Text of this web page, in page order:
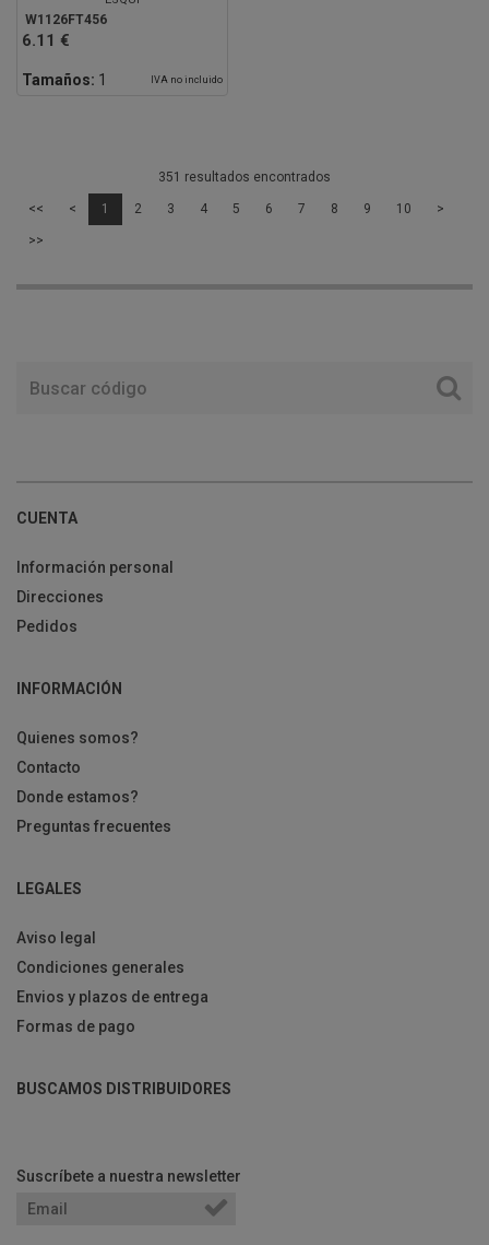
W1126FT456
6.11 €
Tamaños: 1 IVA no incluido
351 resultados encontrados
<< < 1 2 3 4 5 6 7 8 9 10 >
>>
CUENTA
Información personal
Direcciones
Pedidos
INFORMACIÓN
Quienes somos?
Contacto
Donde estamos?
Preguntas frecuentes
LEGALES
Aviso legal
Condiciones generales
Envios y plazos de entrega
Formas de pago
BUSCAMOS DISTRIBUIDORES
Suscríbete a nuestra newsletter